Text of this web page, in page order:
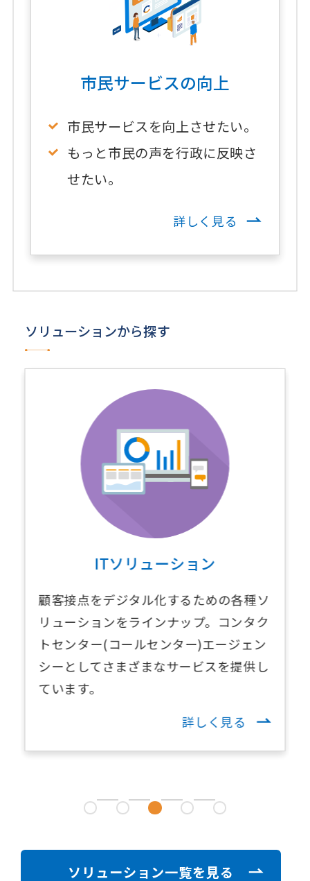
市民サービスの向上
市民サービスを向上させたい。
もっと市民の声を行政に反映さ
せたい。
詳しく見る
ソリューションから探す
ITソリューション
顧客接点をデジタル化するための各種ソ
リューションをラインナップ。コンタク
トセンター(コールセンター)エージェン
シーとしてさまざまなサービスを提供し
ています。
詳しく見る
ソリューション一覧を見る